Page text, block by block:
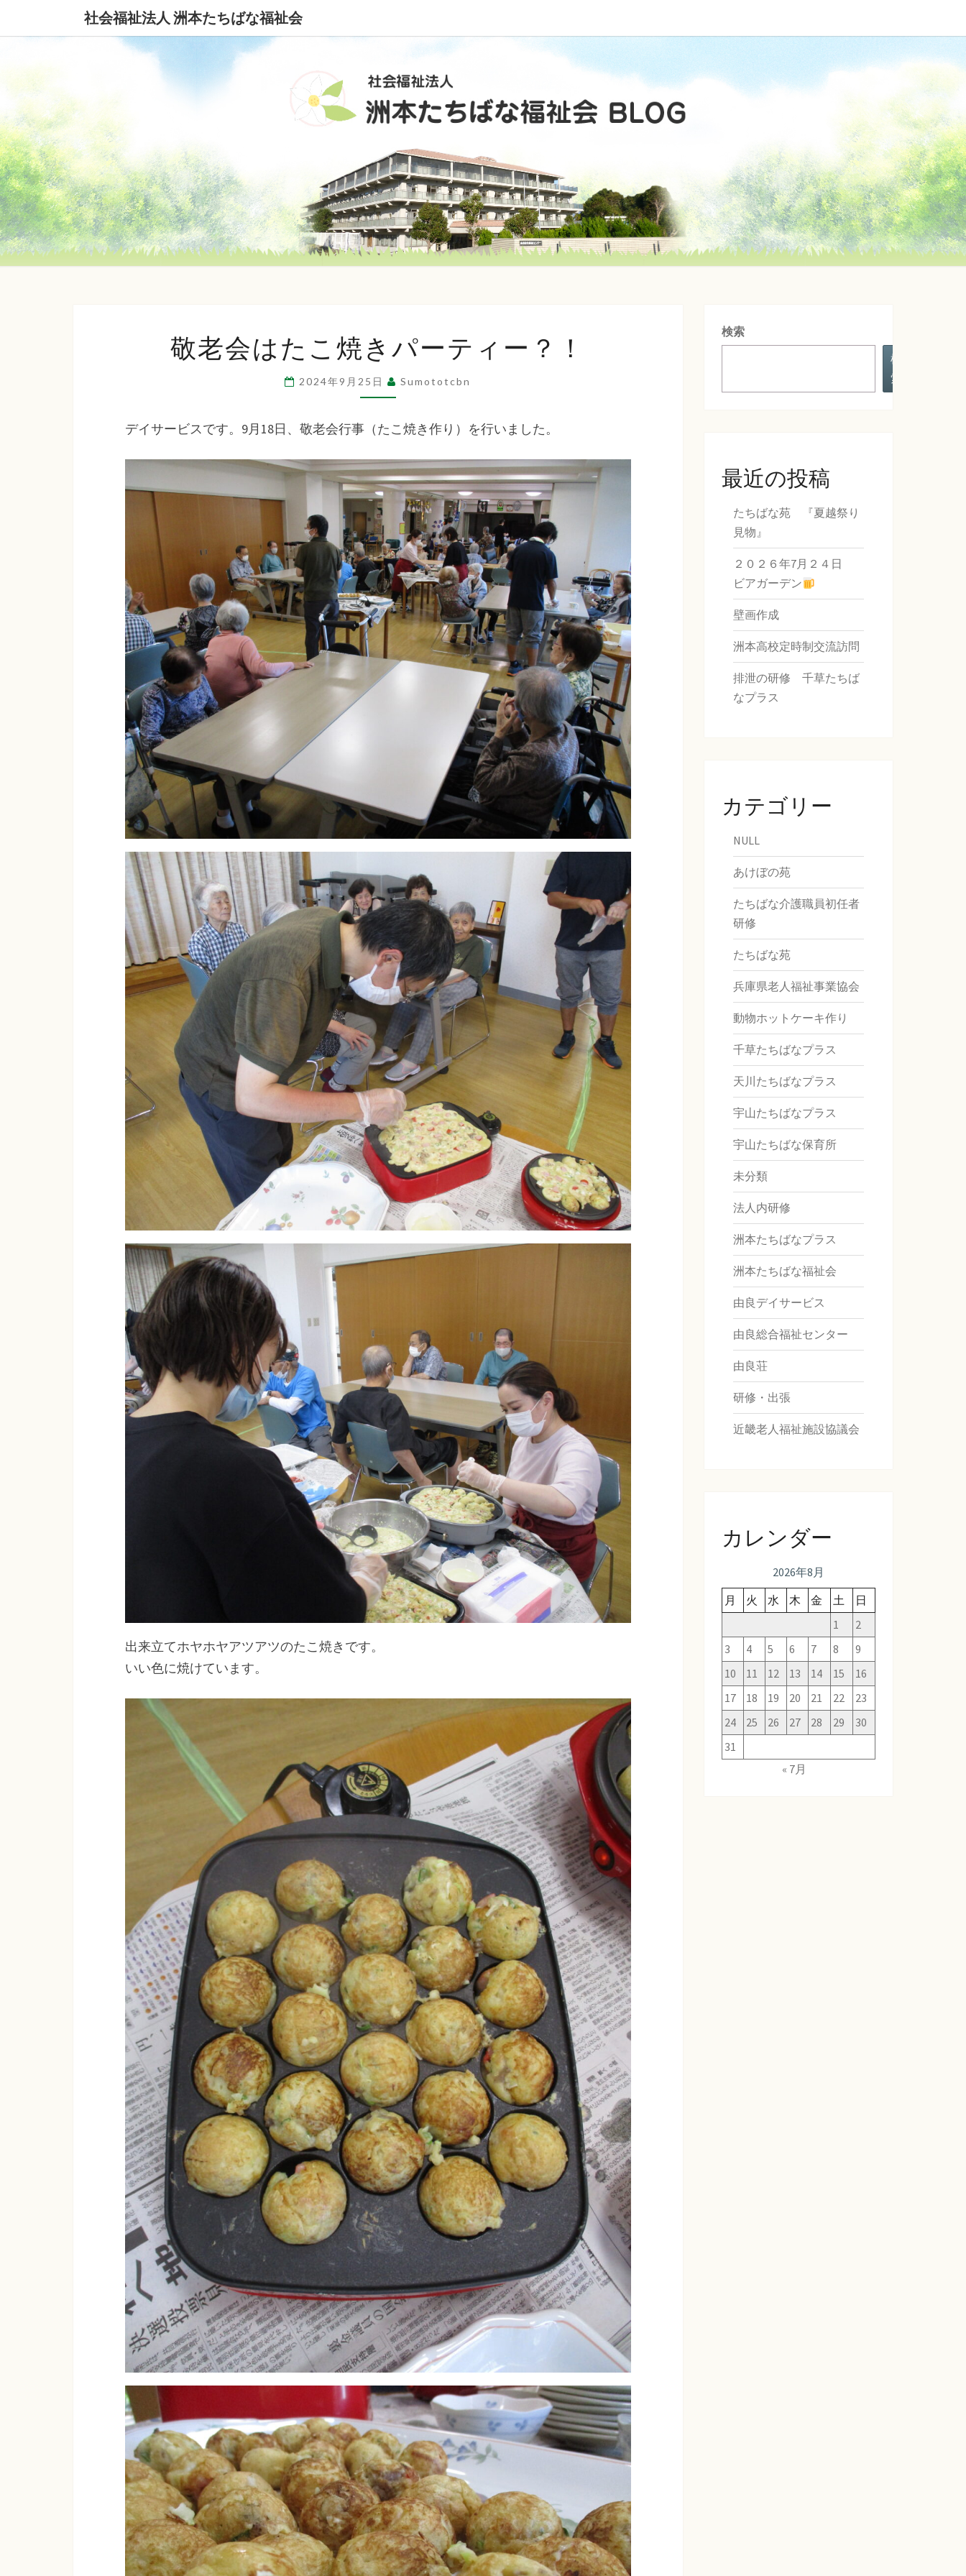
社会福祉法人 洲本たちばな福祉会
社
会
祉
人
洲
本
た
ち
ば
な
福
祉
会
老
は
こ
焼
き
パ
ー
テ
ィ
ー？！
敬老会はたこ焼きパーティー？！
2024年9月25日 Sumototcbn
デイサービスです。9月18日、敬老会行事（たこ焼き作り）を行いました。
出来立てホヤホヤアツアツのたこ焼きです。
いい色に焼けています。
検索
検
索
最近の投稿
たちばな苑 『夏越祭り
見物』
２０２６年7月２４日
ビアガーデン
壁画作成
洲本高校定時制交流訪問
排泄の研修 千草たちば
なプラス
カテゴリー
NULL
あけぼの苑
たちばな介護職員初任者
研修
たちばな苑
兵庫県老人福祉事業協会
動物ホットケーキ作り
千草たちばなプラス
天川たちばなプラス
宇山たちばなプラス
宇山たちばな保育所
未分類
法人内研修
洲本たちばなプラス
洲本たちばな福祉会
由良デイサービス
由良総合福祉センター
由良荘
研修・出張
近畿老人福祉施設協議会
カレンダー
2026年8月
月
火 水 木 金 土
日
1
2
3
4 5 6 7 8
9
10
11 12 13 14 15
16
17
18 19 20 21 22
23
24
25 26 27 28 29
30
31
« 7月